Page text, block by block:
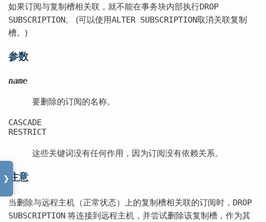
❯
如果订阅与复制槽相关联，就不能在事务块内部执行DROP
SUBSCRIPTION。 (可以使用ALTER SUBSCRIPTION取消关联复制
槽。)
参数
name
要删除的订阅的名称。
CASCADE
RESTRICT
这些关键词没有任何作用，因为订阅没有依赖关系。
注意
当删除与远程主机（正常状态）上的复制槽相关联的订阅时， DROP
SUBSCRIPTION 将连接到远程主机，并尝试删除该复制槽，作为其